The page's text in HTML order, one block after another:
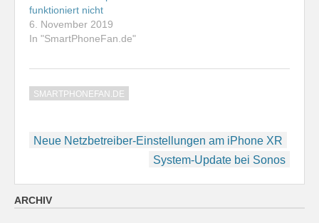
funktioniert nicht
6. November 2019
In "SmartPhoneFan.de"
SMARTPHONEFAN.DE
Beitragsnavigation
Neue Netzbetreiber-Einstellungen am iPhone XR
System-Update bei Sonos
ARCHIV